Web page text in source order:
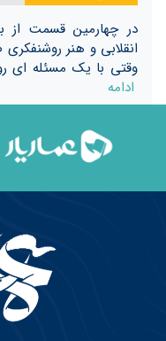
در چهارمین قسمت از
انقلابی و هنر
وقتی با یک مسئله ای
ادامه